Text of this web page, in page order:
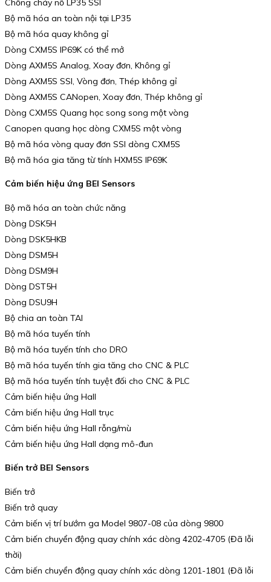
Bộ mã hóa an toàn nội tại LP35
Bộ mã hóa quay không gỉ
Dòng CXM5S IP69K có thể mở
Dòng AXM5S Analog, Xoay đơn, Không gỉ
Dòng AXM5S SSI, Vòng đơn, Thép không gỉ
Dòng AXM5S CANopen, Xoay đơn, Thép không gỉ
Dòng CXM5S Quang học song song một vòng
Canopen quang học dòng CXM5S một vòng
Bộ mã hóa vòng quay đơn SSI dòng CXM5S
Bộ mã hóa gia tăng từ tính HXM5S IP69K
Cảm biến hiệu ứng BEI Sensors
Bộ mã hóa an toàn chức năng
Dòng DSK5H
Dòng DSK5HKB
Dòng DSM5H
Dòng DSM9H
Dòng DST5H
Dòng DSU9H
Bộ chia an toàn TAI
Bộ mã hóa tuyến tính
Bộ mã hóa tuyến tính cho DRO
Bộ mã hóa tuyến tính gia tăng cho CNC & PLC
Bộ mã hóa tuyến tính tuyệt đối cho CNC & PLC
Cảm biến hiệu ứng Hall
Cảm biến hiệu ứng Hall trục
Cảm biến hiệu ứng Hall rỗng/mù
Cảm biến hiệu ứng Hall dạng mô-đun
Biến trở BEI Sensors
Biến trở
Biến trở quay
Cảm biến vị trí bướm ga Model 9807-08 của dòng 9800
Cảm biến chuyển động quay chính xác dòng 4202-4705 (Đã lỗi
thời)
Cảm biến chuyển động quay chính xác dòng 1201-1801 (Đã lỗi